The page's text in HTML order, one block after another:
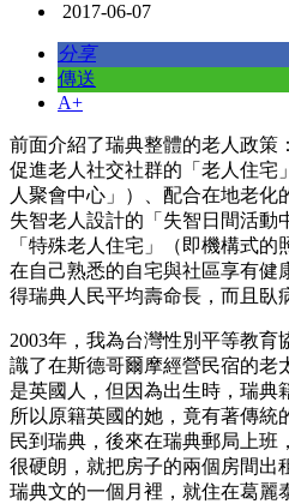
2017-06-07
分享
傳送
A+
前面介紹了瑞典整體的老人政策
促進老人社交社群的「老人住宅
人聚會中心」）、配合在地老化
失智老人設計的「失智日間活動
「特殊老人住宅」（即機構式
在自己熟悉的自宅與社區享有健
得瑞典人民平均壽命長，而且臥
2003年，我為台灣性別平等教
識了在斯德哥爾摩經營民宿的老
是英國人，但因為出生時，瑞典
所以原籍英國的她，竟有著傳統
民到瑞典，後來在瑞典郵局上班
很硬朗，就把房子的兩個房間出
瑞典文的一個月裡，就住在葛麗